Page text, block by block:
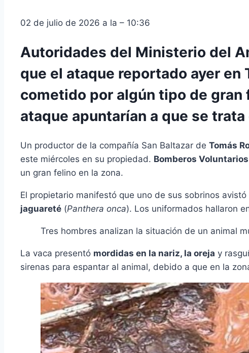
02 de julio de 2026 a la – 10:36
Autoridades del Ministerio del
que el ataque reportado ayer en
cometido por algún tipo de gran
ataque apuntarían a que se
Un productor de la compañía San Baltazar de Tomás
este miércoles en su propiedad. Bomberos
un gran felino en la zona.
El propietario manifestó que uno de sus sobrinos
jaguareté (Panthera onca). Los uniformados hallaron
Tres hombres analizan la situación de un animal
La vaca presentó mordidas en la nariz, la oreja y
sirenas para espantar al animal, debido a que en la